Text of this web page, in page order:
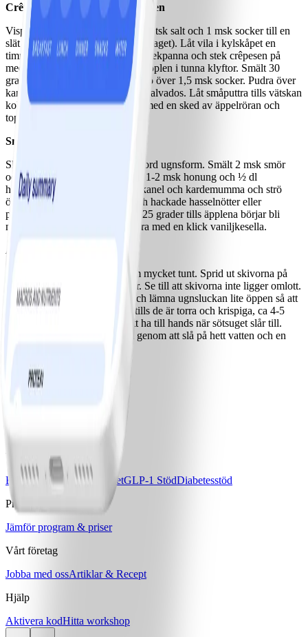
Crêpes med kaneldoftande äpplen
Vispa 3 dl mjölk, 2 dl vetemjöl, ¼ tsk salt och 1 msk socker till en
slät smet. Vispa ned två ägg (ett i taget). Låt vila i kylskåpet en
timme eller två. Smält smör i en stekpanna och stek crêpesen på
medelhög värme. Skär två röda äpplen i tunna klyftor. Smält 30
gram smör i en stekpanna och strö över 1,5 msk socker. Pudra över
kanel och slå på någon matsked calvados. Låt småputtra tills vätskan
kokat bort. Servera varje crêpes med en sked av äppelröran och
toppa med ett par valnötter.
Snabb äppelkaka
Skiva 3 äpplen och lägg i en smord ugnsform. Smält 2 msk smör
och i en kastrull och blanda ned 1-2 msk honung och ½ dl
havregryn. Pudra äpplena med kanel och kardemumma och strö
över havregrynsblandningen och hackade hasselnötter eller
pekannötter. Grädda i ugnen i 225 grader tills äpplena börjar bli
mjuka, ca 10-15 minuter. Servera med en klick vaniljkesella.
Äppelchips
Kärna ur äpplen och skiva dem mycket tunt. Sprid ut skivorna på
ugnsplåtar med bakplåtspapper. Se till att skivorna inte ligger omlott.
Ställ in i ugnen på 75 grader och lämna ugnsluckan lite öppen så att
fukten kan komma ut. Låt stå tills de är torra och krispiga, ca 4-5
timmar. Chipsen är perfekta att ha till hands när sötsuget slår till.
Man kan även göra te på dem genom att slå på hett vatten och en
Ladda ner WW-appen
Våra program
BasBas+ Bas+ KlimakterietGLP-1 StödDiabetesstöd
Priser & Erbjudanden
Jämför program & priser
Vårt företag
Jobba med ossArtiklar & Recept
Hjälp
Aktivera kodHitta workshop